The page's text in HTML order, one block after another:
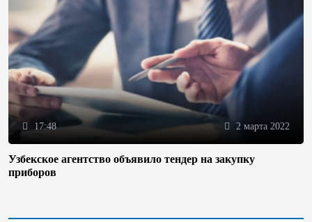
17:48 2 марта 2022
Узбекское агентство объявило тендер на закупку
приборов